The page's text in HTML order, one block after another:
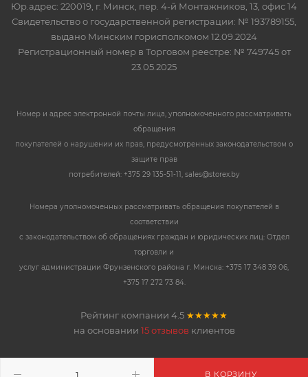
В КОРЗИНУ
Юр.адрес: 220019, г. Минск, пер. 4-й Монтажников, 13, офис 14
Свидетельство о государственной регистрации: № 193789155,
выдано Минским горисполкомом 12.09.2024
Регистрационный номер в Торговом реестре: № 749745 от
23.05.2025
Номер и адрес электронной почты лица, уполномоченного рассматривать
обращения
покупателей о нарушении их прав, предусмотренных законодательством о
защите прав
потребителей: +375 29 135-51-11, sales@storex.by
Номера уполномоченных рассматривать обращения покупателей в
соответствии
с законодательством об обращениях граждан и юридических лиц: Отдел
торговли и
услуг администрации Фрунзенского района г. Минска: +375 17 348 39 06,
+375 17 272 73 84.
Рейтинг компании 4.5 ★★★★★
на основании 15 отзывов клиентов